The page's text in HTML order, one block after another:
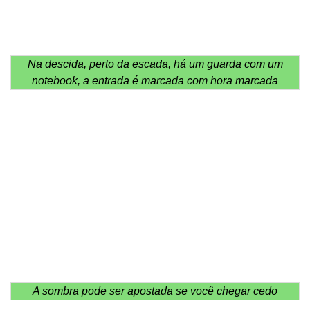
Na descida, perto da escada, há um guarda com um
notebook, a entrada é marcada com hora marcada
A sombra pode ser apostada se você chegar cedo